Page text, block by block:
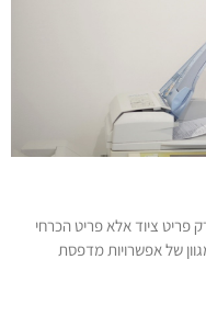
פריט ציוד אלא פריט הכרחי
של אפשרויות מדפסת